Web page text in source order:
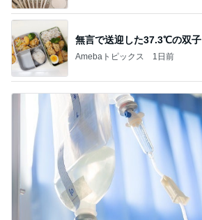
無言で送迎した37.3℃の双子
Amebaトピックス 1日前